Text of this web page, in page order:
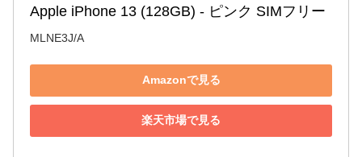
Apple iPhone 13 (128GB) - ピンク SIMフリー
MLNE3J/A
Amazonで見る
楽天市場で見る